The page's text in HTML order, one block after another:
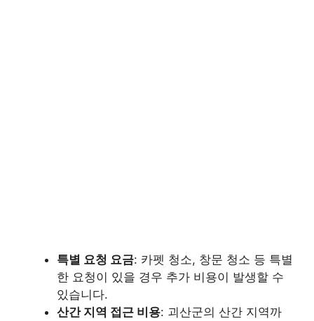
특별 요청 요금: 카펫 청소, 창문 청소 등 특별
한 요청이 있을 경우 추가 비용이 발생할 수
있습니다.
산간 지역 접근 비용: 괴산군의 산간 지역까